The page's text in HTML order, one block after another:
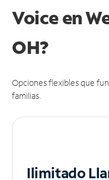
Voice en
OH?
Opciones flexibles que
familias.
Ilimitado